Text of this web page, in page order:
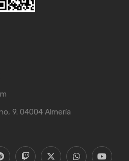
9. 04004 Almería